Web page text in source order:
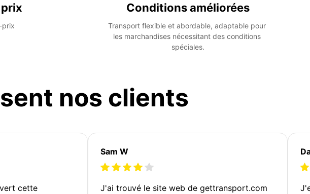
prix
Conditions améliorées
Transport flexible et abordable, adaptable pour
les marchandises nécessitant des conditions
spéciales.
nos clients
cette
Sam W
J'ai trouvé le site web de gettransport.com